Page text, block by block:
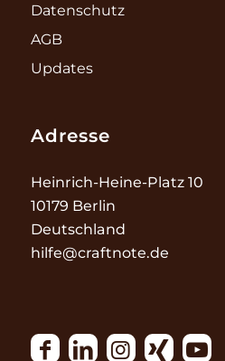
Datenschutz
AGB
Updates
Adresse
Heinrich-Heine-Platz 10
10179 Berlin
Deutschland
hilfe@craftnote.de